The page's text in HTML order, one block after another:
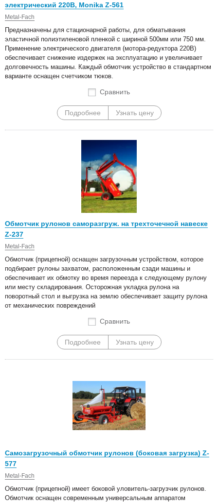
электрический 220В, Monika Z-561
Metal-Fach
Предназначены для стационарной работы, для обматывания
эластичной полиэтиленовой пленкой с шириной 500мм или 750 мм.
Применение электрического двигателя (мотора-редуктора 220В)
обеспечивает снижение издержек на эксплуатацию и увеличивает
долговечность машины. Каждый обмотчик устройство в стандартном
варианте оснащен счетчиком тюков.
Сравнить
Подробнее Узнать цену
Обмотчик рулонов саморазгруж. на трехточечной навеске
Z-237
Metal-Fach
Обмотчик (прицепной) оснащен загрузочным устройством, которое
подбирает рулоны захватом, расположенным сзади машины и
обеспечивает их обмотку во время переезда к следующему рулону
или месту складирования. Осторожная укладка рулона на
поворотный стол и выгрузка на землю обеспечивает защиту рулона
от механических повреждений
Сравнить
Подробнее Узнать цену
Самозагрузочный обмотчик рулонов (боковая загрузка) Z-
577
Metal-Fach
Обмотчик (прицепной) имеет боковой уловитель-загрузчик рулонов.
Обмотчик оснащен современным универсальным аппаратом